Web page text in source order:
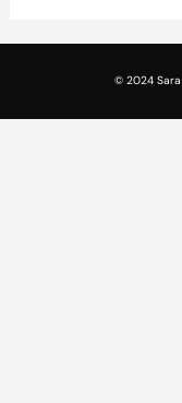
© 2024 Sara